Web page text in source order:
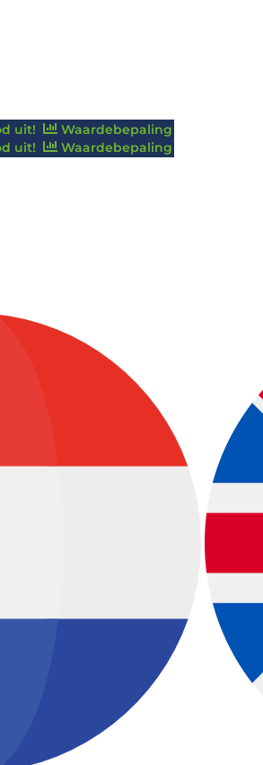
uit!
Waardebepaling
uit!
Waardebepaling